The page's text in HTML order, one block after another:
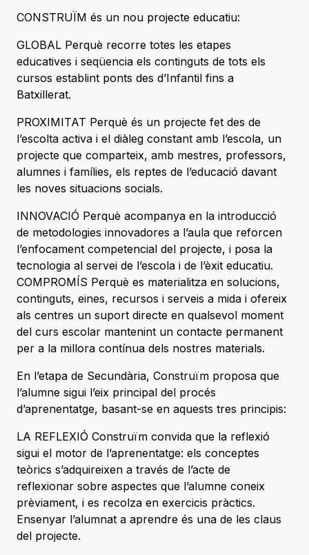
CONSTRUÏM és un nou projecte educatiu:
GLOBAL Perquè recorre totes les etapes
educatives i seqüencia els continguts de tots els
cursos establint ponts des d’Infantil fins a
Batxillerat.
PROXIMITAT Perquè és un projecte fet des de
l’escolta activa i el diàleg constant amb l’escola, un
projecte que comparteix, amb mestres, professors,
alumnes i famílies, els reptes de l’educació davant
les noves situacions socials.
INNOVACIÓ Perquè acompanya en la introducció
de metodologies innovadores a l’aula que reforcen
l’enfocament competencial del projecte, i posa la
tecnologia al servei de l’escola i de l’èxit educatiu.
COMPROMÍS Perquè es materialitza en solucions,
continguts, eines, recursos i serveis a mida i ofereix
als centres un suport directe en qualsevol moment
del curs escolar mantenint un contacte permanent
per a la millora contínua dels nostres materials.
En l’etapa de Secundària, Construïm proposa que
l’alumne sigui l’eix principal del procés
d’aprenentatge, basant-se en aquests tres principis:
LA REFLEXIÓ Construïm convida que la reflexió
sigui el motor de l’aprenentatge: els conceptes
teòrics s’adquireixen a través de l’acte de
reflexionar sobre aspectes que l’alumne coneix
prèviament, i es recolza en exercicis pràctics.
Ensenyar l’alumnat a aprendre és una de les claus
del projecte.